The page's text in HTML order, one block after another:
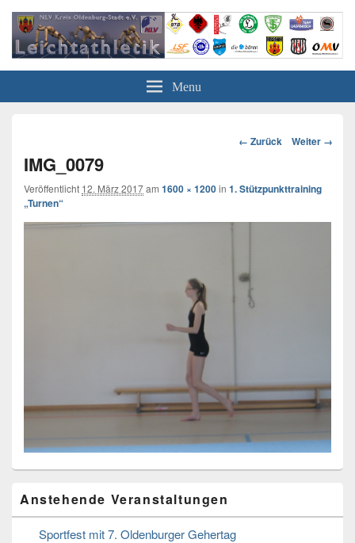
Leichtathletik in Oldenburg
NLV-Kreis Oldenburg-Stadt e.V.
Menu
Bild-
← Zurück Weiter →
IMG_0079
Veröffentlicht 12. März 2017am 1600 × 1200in 1. Stützpunkttraining
„Turnen“
Seitenleisten
Widget-
Bereich
Anstehende Veranstaltungen
Sportfest mit 7. Oldenburger Gehertag